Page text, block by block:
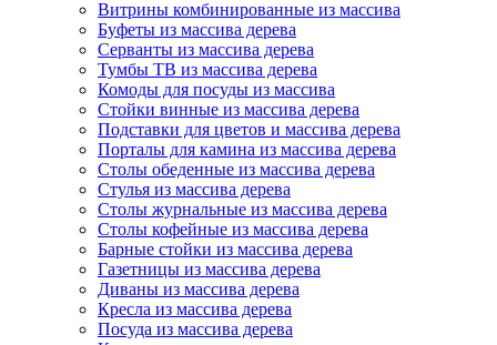
Витрины комбинированные из массива
Буфеты из массива дерева
Серванты из массива дерева
Тумбы ТВ из массива дерева
Комоды для посуды из массива
Стойки винные из массива дерева
Подставки для цветов и массива дерева
Порталы для камина из массива дерева
Столы обеденные из массива дерева
Стулья из массива дерева
Столы журнальные из массива дерева
Столы кофейные из массива дерева
Барные стойки из массива дерева
Газетницы из массива дерева
Диваны из массива дерева
Кресла из массива дерева
Посуда из массива дерева